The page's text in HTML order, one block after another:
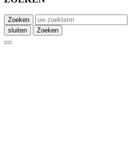
Zoeken
sluiten
Zoeken